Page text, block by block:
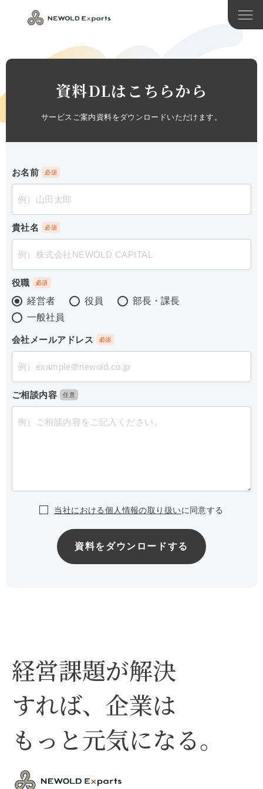
資料DLはこちらから
サービスご案内資料をダウンロードいただけます。
お名前
貴社名
役職
経営者
役員
部長・課長
一般社員
会社メールアドレス
ご相談内容
当社における個人情報の取り扱いに同意する
経営課題が解決
すれば、企業は
もっと元気になる。